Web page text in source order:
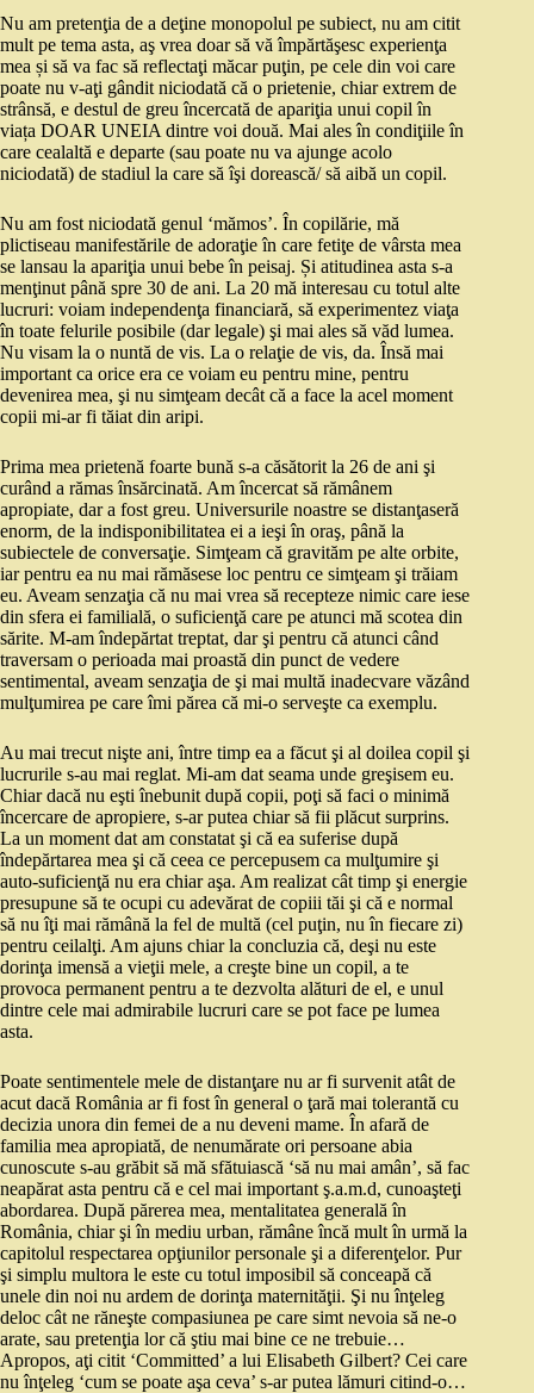
Nu am pretenţia de a deţine monopolul pe subiect, nu am citit
mult pe tema asta, aş vrea doar să vă împărtăşesc experienţa
mea și să va fac să reflectaţi măcar puţin, pe cele din voi care
poate nu v-aţi gândit niciodată că o prietenie, chiar extrem de
strânsă, e destul de greu încercată de apariţia unui copil în
viața DOAR UNEIA dintre voi două. Mai ales în condiţiile în
care cealaltă e departe (sau poate nu va ajunge acolo
niciodată) de stadiul la care să îşi dorească/ să aibă un copil.
Nu am fost niciodată genul ‘mămos’. În copilărie, mă
plictiseau manifestările de adoraţie în care fetiţe de vârsta mea
se lansau la apariţia unui bebe în peisaj. Și atitudinea asta s-a
menţinut până spre 30 de ani. La 20 mă interesau cu totul alte
lucruri: voiam independenţa financiară, să experimentez viaţa
în toate felurile posibile (dar legale) şi mai ales să văd lumea.
Nu visam la o nuntă de vis. La o relaţie de vis, da. Însă mai
important ca orice era ce voiam eu pentru mine, pentru
devenirea mea, şi nu simţeam decât că a face la acel moment
copii mi-ar fi tăiat din aripi.
Prima mea prietenă foarte bună s-a căsătorit la 26 de ani şi
curând a rămas însărcinată. Am încercat să rămânem
apropiate, dar a fost greu. Universurile noastre se distanţaseră
enorm, de la indisponibilitatea ei a ieşi în oraş, până la
subiectele de conversaţie. Simţeam că gravităm pe alte orbite,
iar pentru ea nu mai rămăsese loc pentru ce simţeam şi trăiam
eu. Aveam senzaţia că nu mai vrea să recepteze nimic care iese
din sfera ei familială, o suficienţă care pe atunci mă scotea din
sărite. M-am îndepărtat treptat, dar şi pentru că atunci când
traversam o perioada mai proastă din punct de vedere
sentimental, aveam senzaţia de şi mai multă inadecvare văzând
mulţumirea pe care îmi părea că mi-o serveşte ca exemplu.
Au mai trecut nişte ani, între timp ea a făcut şi al doilea copil şi
lucrurile s-au mai reglat. Mi-am dat seama unde greşisem eu.
Chiar dacă nu eşti înebunit după copii, poţi să faci o minimă
încercare de apropiere, s-ar putea chiar să fii plăcut surprins.
La un moment dat am constatat şi că ea suferise după
îndepărtarea mea şi că ceea ce percepusem ca mulţumire şi
auto-suficienţă nu era chiar aşa. Am realizat cât timp şi energie
presupune să te ocupi cu adevărat de copiii tăi şi că e normal
să nu îţi mai rămână la fel de multă (cel puţin, nu în fiecare zi)
pentru ceilalţi. Am ajuns chiar la concluzia că, deşi nu este
dorinţa imensă a vieţii mele, a creşte bine un copil, a te
provoca permanent pentru a te dezvolta alături de el, e unul
dintre cele mai admirabile lucruri care se pot face pe lumea
asta.
Poate sentimentele mele de distanţare nu ar fi survenit atât de
acut dacă România ar fi fost în general o ţară mai tolerantă cu
decizia unora din femei de a nu deveni mame. În afară de
familia mea apropiată, de nenumărate ori persoane abia
cunoscute s-au grăbit să mă sfătuiască ‘să nu mai amân’, să fac
neapărat asta pentru că e cel mai important ş.a.m.d, cunoaşteţi
abordarea. După părerea mea, mentalitatea generală în
România, chiar şi în mediu urban, rămâne încă mult în urmă la
capitolul respectarea opţiunilor personale şi a diferenţelor. Pur
şi simplu multora le este cu totul imposibil să conceapă că
unele din noi nu ardem de dorinţa maternităţii. Şi nu înţeleg
deloc cât ne răneşte compasiunea pe care simt nevoia să ne-o
arate, sau pretenţia lor că ştiu mai bine ce ne trebuie…
Apropos, aţi citit ‘Committed’ a lui Elisabeth Gilbert? Cei care
nu înţeleg ‘cum se poate aşa ceva’ s-ar putea lămuri citind-o…